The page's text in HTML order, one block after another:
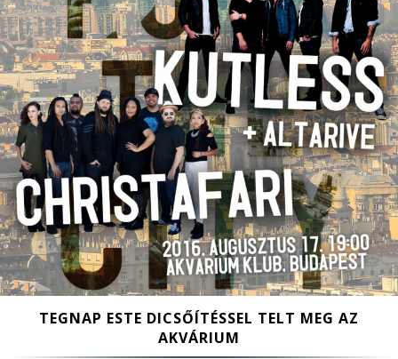
TEGNAP ESTE DICSŐÍTÉSSEL TELT MEG AZ
AKVÁRIUM